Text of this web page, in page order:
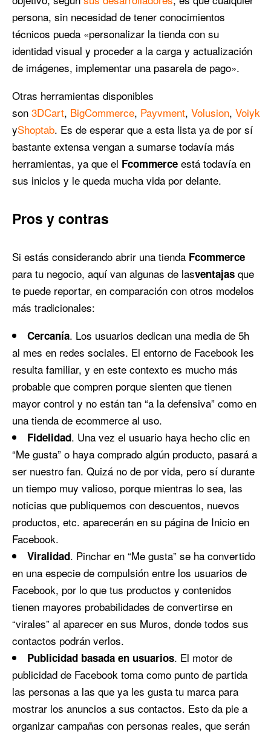
persona, sin necesidad de tener conocimientos
técnicos pueda «personalizar la tienda con su
identidad visual y proceder a la carga y actualización
de imágenes, implementar una pasarela de pago».
Otras herramientas disponibles
son 3DCart, BigCommerce, Payvment, Volusion, Voiyk
yShoptab. Es de esperar que a esta lista ya de por sí
bastante extensa vengan a sumarse todavía más
herramientas, ya que el Fcommerce está todavía en
sus inicios y le queda mucha vida por delante.
Pros y contras
Si estás considerando abrir una tienda Fcommerce
para tu negocio, aquí van algunas de lasventajas que
te puede reportar, en comparación con otros modelos
más tradicionales:
Cercanía. Los usuarios dedican una media de 5h
al mes en redes sociales. El entorno de Facebook les
resulta familiar, y en este contexto es mucho más
probable que compren porque sienten que tienen
mayor control y no están tan “a la defensiva” como en
una tienda de ecommerce al uso.
Fidelidad. Una vez el usuario haya hecho clic en
“Me gusta” o haya comprado algún producto, pasará a
ser nuestro fan. Quizá no de por vida, pero sí durante
un tiempo muy valioso, porque mientras lo sea, las
noticias que publiquemos con descuentos, nuevos
productos, etc. aparecerán en su página de Inicio en
Facebook.
Viralidad. Pinchar en “Me gusta” se ha convertido
en una especie de compulsión entre los usuarios de
Facebook, por lo que tus productos y contenidos
tienen mayores probabilidades de convertirse en
“virales” al aparecer en sus Muros, donde todos sus
contactos podrán verlos.
Publicidad basada en usuarios. El motor de
publicidad de Facebook toma como punto de partida
las personas a las que ya les gusta tu marca para
mostrar los anuncios a sus contactos. Esto da pie a
organizar campañas con personas reales, que serán